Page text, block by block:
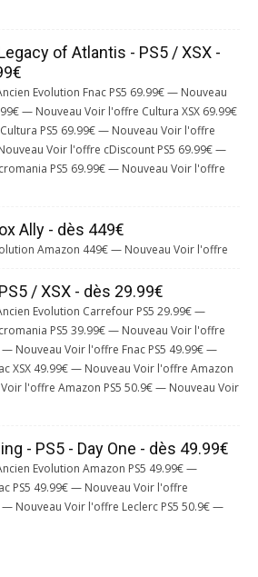
of Atlantis - PS5 / XSX -
Evolution Fnac PS5 69.99€ — Nouveau
— Nouveau Voir l'offre Cultura XSX 69.99€
PS5 69.99€ — Nouveau Voir l'offre
Voir l'offre cDiscount PS5 69.99€ —
PS5 69.99€ — Nouveau Voir l'offre
Ally - dès 449€
Amazon 449€ — Nouveau Voir l'offre
/ XSX - dès 29.99€
Evolution Carrefour PS5 29.99€ —
PS5 39.99€ — Nouveau Voir l'offre
— Nouveau Voir l'offre Fnac PS5 49.99€ —
XSX 49.99€ — Nouveau Voir l'offre Amazon
l'offre Amazon PS5 50.9€ — Nouveau Voir
- PS5 - Day One - dès 49.99€
Evolution Amazon PS5 49.99€ —
PS5 49.99€ — Nouveau Voir l'offre
— Nouveau Voir l'offre Leclerc PS5 50.9€ —